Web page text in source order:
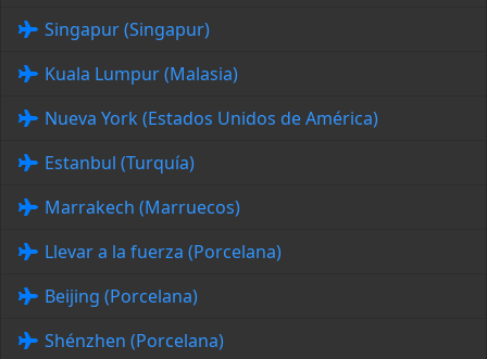
Singapur (Singapur)
Kuala Lumpur (Malasia)
Nueva York (Estados Unidos de América)
Estanbul (Turquía)
Marrakech (Marruecos)
Llevar a la fuerza (Porcelana)
Beijing (Porcelana)
Shénzhen (Porcelana)